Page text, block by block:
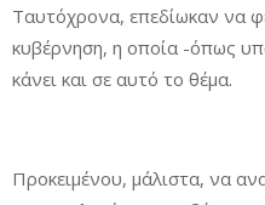
Ταυτόχρονα, επεδίωκαν να
κυβέρνηση, η οποία -όπως
κάνει και σε αυτό το θέμα.
Προκειμένου, μάλιστα, να